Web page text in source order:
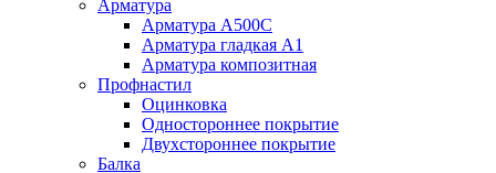
Арматура
Арматура А500С
Арматура гладкая А1
Арматура композитная
Профнастил
Оцинковка
Одностороннее покрытие
Двухстороннее покрытие
Балка